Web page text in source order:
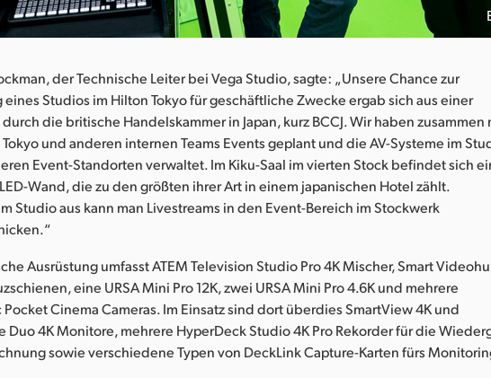
der Technische Leiter bei Vega Studio, sagte: „Unsere Chance zur
eines Studios im Hilton Tokyo für geschäftliche Zwecke ergab sich aus einer
die britische Handelskammer in Japan, kurz BCCJ. Wir haben zusammen
und anderen internen Teams Events geplant und die AV-Systeme im
Event-Standorten verwaltet. Im Kiku-Saal im vierten Stock befindet sich
Wand, die zu den größten ihrer Art in einem japanischen Hotel zählt.
Studio aus kann man Livestreams in den Event-Bereich im Stockwerk
Ausrüstung umfasst ATEM Television Studio Pro 4K Mischer, Smart
eine URSA Mini Pro 12K, zwei URSA Mini Pro 4.6K und mehrere
Pocket Cinema Cameras. Im Einsatz sind dort überdies SmartView 4K und
Duo 4K Monitore, mehrere HyperDeck Studio 4K Pro Rekorder für die
sowie verschiedene Typen von DeckLink Capture-Karten fürs